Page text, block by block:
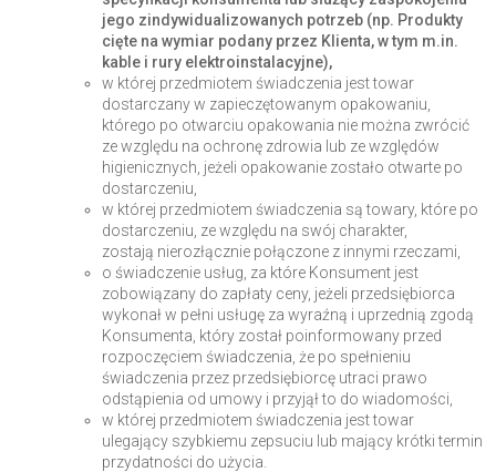
jego zindywidualizowanych potrzeb (np. Produkty
cięte na wymiar podany przez Klienta, w tym m.in.
kable i rury elektroinstalacyjne),
w której przedmiotem świadczenia jest towar
dostarczany w zapieczętowanym opakowaniu,
którego po otwarciu opakowania nie można zwrócić
ze względu na ochronę zdrowia lub ze względów
higienicznych, jeżeli opakowanie zostało otwarte po
dostarczeniu,
w której przedmiotem świadczenia są towary, które po
dostarczeniu, ze względu na swój charakter,
zostają nierozłącznie połączone z innymi rzeczami,
o świadczenie usług, za które Konsument jest
zobowiązany do zapłaty ceny, jeżeli przedsiębiorca
wykonał w pełni usługę za wyraźną i uprzednią zgodą
Konsumenta, który został poinformowany przed
rozpoczęciem świadczenia, że po spełnieniu
świadczenia przez przedsiębiorcę utraci prawo
odstąpienia od umowy i przyjął to do wiadomości,
w której przedmiotem świadczenia jest towar
ulegający szybkiemu zepsuciu lub mający krótki termin
przydatności do użycia.